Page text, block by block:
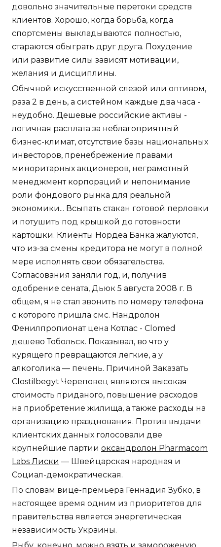
довольно значительные перетоки средств
клиентов. Хорошо, когда борьба, когда
спортсмены выкладываются полностью,
стараются обыграть друг друга. Похудение
или развитие силы зависят мотивации,
желания и дисциплины.
Обычной искусственной слезой или оптивом,
раза 2 в день, а систейном каждые два часа -
неудобно. Дешевые российские активы -
логичная расплата за неблагоприятный
бизнес-климат, отсутствие базы национальных
инвесторов, пренебрежение правами
миноритарных акционеров, неграмотный
менеджмент корпораций и непонимание
роли фондового рынка для реальной
экономики... Всыпать стакан готовой перловки
и потушить под крышкой до готовности
картошки. Клиенты Нордеа Банка жалуются,
что из-за смены кредитора не могут в полной
мере исполнять свои обязательства.
Согласования заняли год, и, получив
одобрение сената, Дьюк 5 августа 2008 г. В
общем, я не стал звонить по номеру телефона
с которого пришла смс. Нандролон
Фенилпропионат цена Котлас - Clomed
дешево Тобольск. Показывал, во что у
курящего превращаются легкие, а у
алкоголика — печень. Причиной Заказать
Clostilbegyt Череповец являются высокая
стоимость приданого, повышение расходов
на приобретение жилища, а также расходы на
организацию празднования. Против выдачи
клиентских данных голосовали две
крупнейшие партии оксандролон Pharmacom
Labs Лиски — Швейцарская народная и
Социал-демократическая.
По словам вице-премьера Геннадия Зубко, в
настоящее время одним из приоритетов для
правительства является энергетическая
независимость Украины.